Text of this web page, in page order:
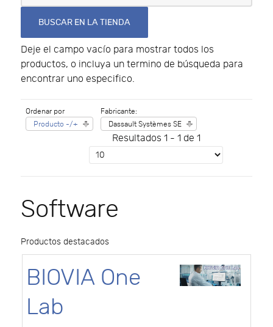
Deje el campo vacío para mostrar todos los
productos, o incluya un termino de búsqueda para
encontrar uno especifico.
Ordenar por
Producto -/+
Fabricante:
Dassault Systèmes SE
Resultados 1 - 1 de 1
Software
Productos destacados
BIOVIA One
Lab